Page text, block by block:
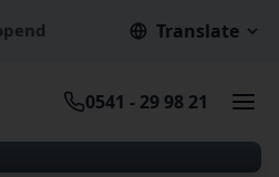
en Duitsland
9.5/10
Translate
0541 - 29 98 21